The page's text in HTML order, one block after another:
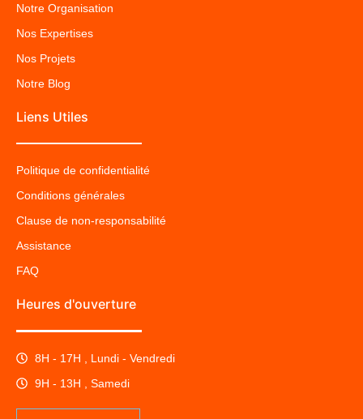
Notre Organisation
Nos Expertises
Nos Projets
Notre Blog
Liens Utiles
Politique de confidentialité
Conditions générales
Clause de non-responsabilité
Assistance
FAQ
Heures d'ouverture
8H - 17H , Lundi - Vendredi
9H - 13H , Samedi